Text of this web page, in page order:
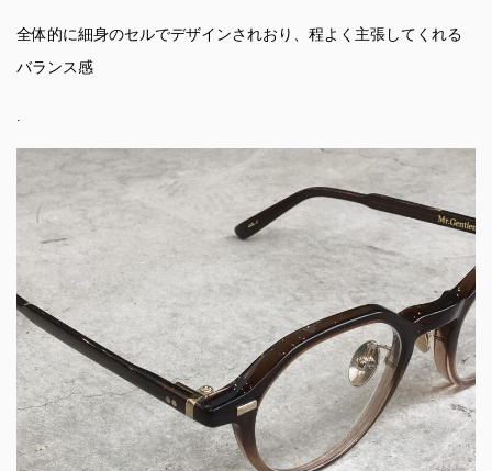
全体的に細身のセルでデザインされおり、程よく主張してくれる
バランス感
.